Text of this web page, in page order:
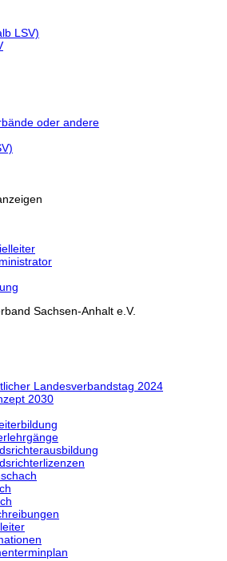
LSV)
oder andere
Sachsen-Anhalt e.V.
Landesverbandstag 2024
2030